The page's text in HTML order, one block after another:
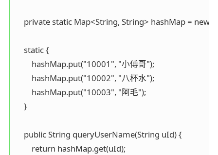
private static Map<String, String> hashMap = new
    static {
        hashMap.put("10001", "小傅哥");
        hashMap.put("10002", "八杯水");
        hashMap.put("10003", "阿毛");
    }
    public String queryUserName(String uId) {
        return hashMap.get(uId);